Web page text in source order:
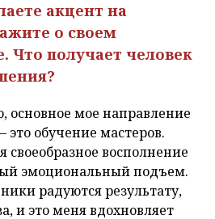
акцент на
о своем
Что получает человек
основное мое направление
обучение мастеров.
своеобразное восполнение
эмоциональный подъем.
радуются результату,
и это меня вдохновляет